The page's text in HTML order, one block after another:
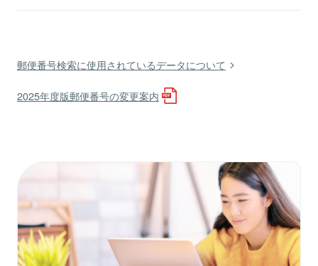
郵便番号検索に使用されているデータについて
2025年度版郵便番号の変更案内